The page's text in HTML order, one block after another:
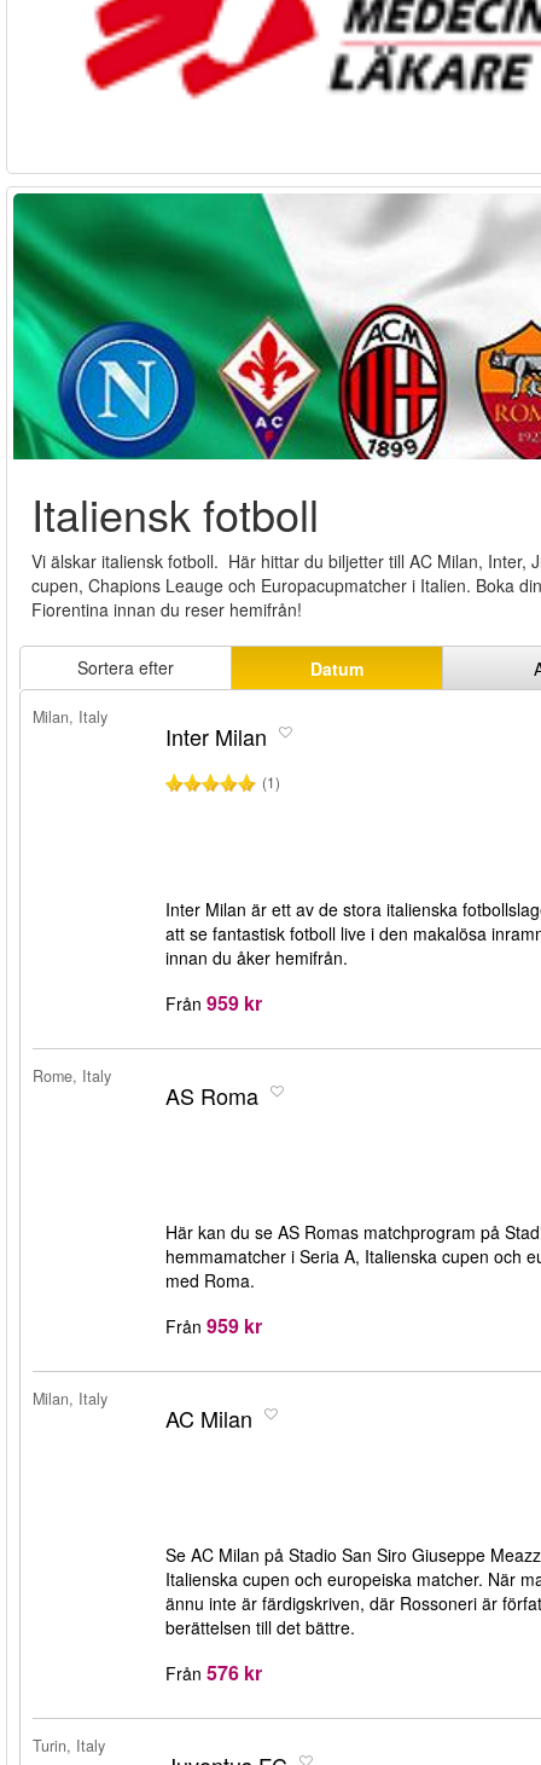
Italiensk fotboll
Vi älskar italiensk fotboll. Här hittar du biljetter till AC Milan, Inter,
cupen, Chapions Leauge och Europacupmatcher i Italien. Boka
Fiorentina innan du reser hemifrån!
Sortera efter Datum
Milan, Italy
Inter Milan
(1)
Inter Milan är ett av de stora italienska
att se fantastisk fotboll live i den makalösa
innan du åker hemifrån.
Från 959 kr
Rome, Italy
AS Roma
Här kan du se AS Romas matchprogram på
hemmamatcher i Seria A, Italienska cupen och
med Roma.
Från 959 kr
Milan, Italy
AC Milan
Se AC Milan på Stadio San Siro Giuseppe
Italienska cupen och europeiska matcher. När
ännu inte är färdigskriven, där Rossoneri är
berättelsen till det bättre.
Från 576 kr
Turin, Italy